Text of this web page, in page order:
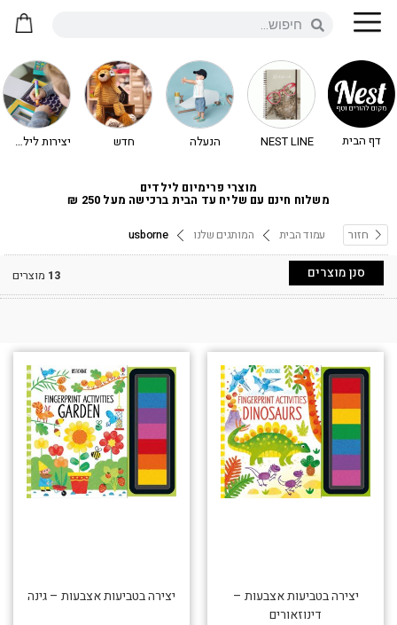
דף הבית NEST LINE הנעלה חדש יצירות לילדים - יצירה לילדים
מוצרי פרימיום לילדים
משלוח חינם עם שליח עד הבית ברכישה מעל 250 ₪
חזור עמוד הבית המותגים שלנו usborne
13 מוצרים סנן מוצרים
יצירה בטביעות אצבעות –
דינוזאורים
יצירה בטביעות אצבעות – גינה